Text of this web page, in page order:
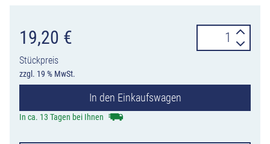
19,20 €
Stückpreis
zzgl. 19 % MwSt.
1007-
Zufahrt
In den Einkaufswagen
In ca. 13 Tagen bei Ihnen